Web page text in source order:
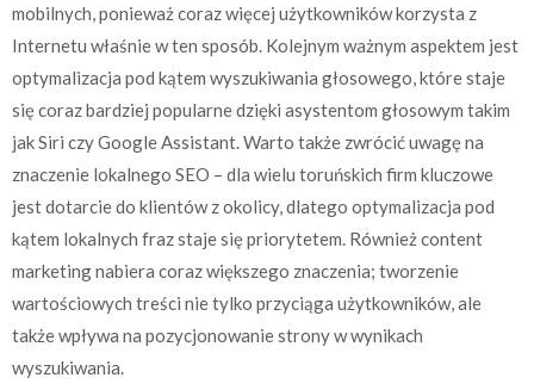
mobilnych, ponieważ coraz więcej użytkowników korzysta z
Internetu właśnie w ten sposób. Kolejnym ważnym aspektem jest
optymalizacja pod kątem wyszukiwania głosowego, które staje
się coraz bardziej popularne dzięki asystentom głosowym takim
jak Siri czy Google Assistant. Warto także zwrócić uwagę na
znaczenie lokalnego SEO – dla wielu toruńskich firm kluczowe
jest dotarcie do klientów z okolicy, dlatego optymalizacja pod
kątem lokalnych fraz staje się priorytetem. Również content
marketing nabiera coraz większego znaczenia; tworzenie
wartościowych treści nie tylko przyciąga użytkowników, ale
także wpływa na pozycjonowanie strony w wynikach
wyszukiwania.